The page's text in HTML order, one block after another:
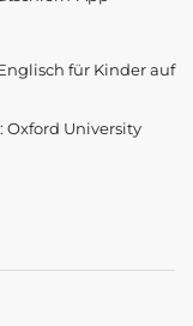
für Kinder auf
University